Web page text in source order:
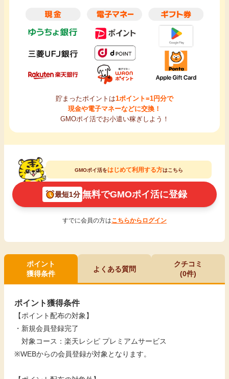
貯まったポイントは1ポイント=1円分で
現金や電子マネーなどに交換！
GMOポイ活でお小遣い稼ぎしよう！
GMOポイ活をはじめて利用する方はこちら
最短1分 無料でGMOポイ活に登録
すでに会員の方はこちらからログイン
ポイント
獲得条件
よくある質問
クチコミ
(0件)
ポイント獲得条件
【ポイント配布の対象】
・新規会員登録完了
対象コース：楽天レシピ プレミアムサービス
※WEBからの会員登録が対象となります。